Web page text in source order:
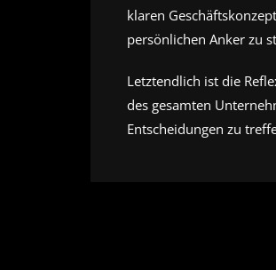
klaren
persönlichen Anker zu
Letztendlich ist die
des gesamten
Entscheidungen zu